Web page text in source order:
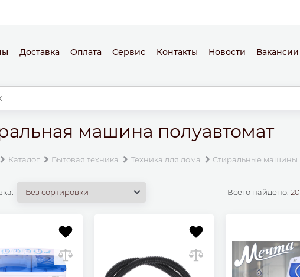
Доставка Оплата Сервис Контакты Новости Вакансии
машина полуавтомат
Каталог Бытовая техника Техника для дома Стиральные машины
Всего найдено: 20